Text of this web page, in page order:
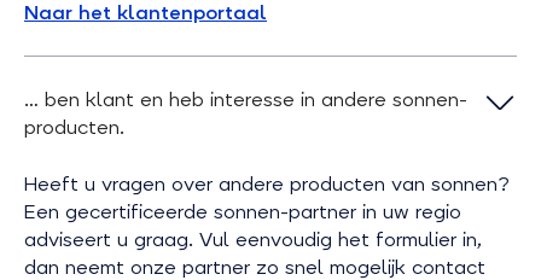
Naar het klantenportaal
… ben klant en heb interesse in andere sonnen-
producten.
Heeft u vragen over andere producten van sonnen?
Een gecertificeerde sonnen-partner in uw regio
adviseert u graag. Vul eenvoudig het formulier in,
dan neemt onze partner zo snel mogelijk contact